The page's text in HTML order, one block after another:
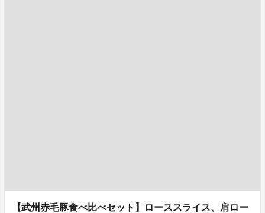
【武州赤毛豚食べ比べセット】ローススライス、肩ロー